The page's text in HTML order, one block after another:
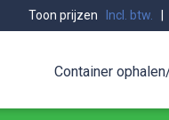
Toon prijzen Incl. btw.
Container